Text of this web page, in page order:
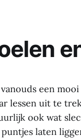
een
lessen uit te
ook wat
laten